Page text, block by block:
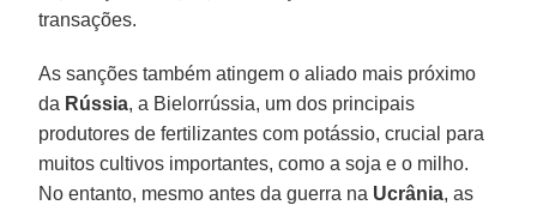
transações.
As sanções também atingem o aliado mais próximo
da Rússia, a Bielorrússia, um dos principais
produtores de fertilizantes com potássio, crucial para
muitos cultivos importantes, como a soja e o milho.
No entanto, mesmo antes da guerra na Ucrânia, as